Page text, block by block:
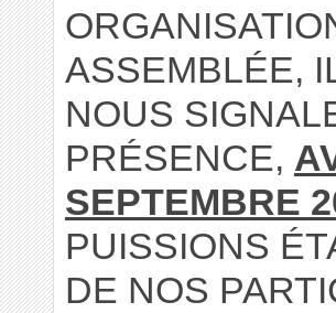
ASSEMBLÉE,
NOUS
PRÉSENCE,
SEPTEMBRE
PUISSIONS
DE NOS